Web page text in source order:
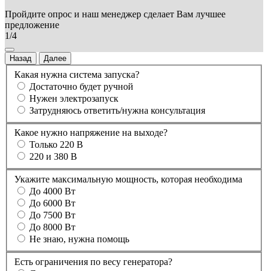
Пройдите опрос и наш менеджер сделает Вам лучшее
предложение
1/4
Назад Далее
Какая нужна система запуска?
Достаточно будет ручной
Нужен электрозапуск
Затрудняюсь ответить/нужна консультация
Какое нужно напряжение на выходе?
Только 220 В
220 и 380 В
Укажите максимальную мощность, которая необходима
До 4000 Вт
До 6000 Вт
До 7500 Вт
До 8000 Вт
Не знаю, нужна помощь
Есть ограничения по весу генератора?